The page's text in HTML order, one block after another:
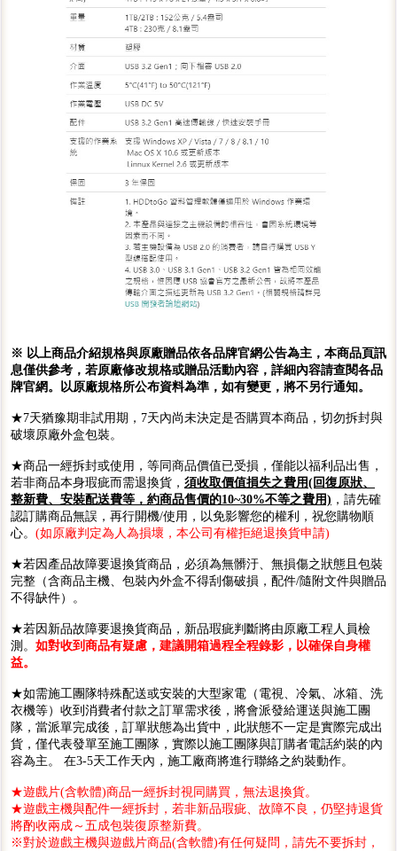
※ 以上商品介紹規格與原廠贈品依各品牌官網公告為主，本商品頁訊
息僅供參考，若原廠修改規格或贈品活動內容，詳細內容請查閱各品
牌官網。以原廠規格所公布資料為準，如有變更，將不另行通知。
★7天猶豫期非試用期，7天內尚未決定是否購買本商品，切勿拆封與
破壞原廠外盒包裝。
★商品一經拆封或使用，等同商品價值已受損，僅能以福利品出售，
若非商品本身瑕疵而需退換貨， 須收取價值損失之費用(回復原狀、
整新費、安裝配送費等，約商品售價的10~30%不等之費用) ，請先確
認訂購商品無誤，再行開機/使用，以免影響您的權利，祝您購物順
心。 (如原廠判定為人為損壞，本公司有權拒絕退換貨申請)
★若因產品故障要退換貨商品，必須為無髒汙、無損傷之狀態且包裝
完整（含商品主機、包裝內外盒不得刮傷破損，配件/隨附文件與贈品
不得缺件）。
★若因新品故障要退換貨商品，新品瑕疵判斷將由原廠工程人員檢
測。 如對收到商品有疑慮，建議開箱過程全程錄影，以確保自身權
益。
★如需施工團隊特殊配送或安裝的大型家電（電視、冷氣、冰箱、洗
衣機等）收到消費者付款之訂單需求後，將會派發給運送與施工團
隊，當派單完成後，訂單狀態為出貨中，此狀態不一定是實際完成出
貨，僅代表發單至施工團隊，實際以施工團隊與訂購者電話約裝的內
容為主。 在3-5天工作天內，施工廠商將進行聯絡之約裝動作。
★遊戲片(含軟體)商品一經拆封視同購買，無法退換貨。
★遊戲主機與配件一經拆封，若非新品瑕疵、故障不良，仍堅持退貨
將酌收兩成～五成包裝復原整新費。
※對於遊戲主機與遊戲片商品(含軟體)有任何疑問，請先不要拆封，